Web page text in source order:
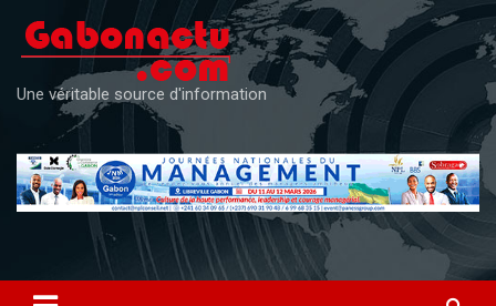
content
Une véritable source d'information